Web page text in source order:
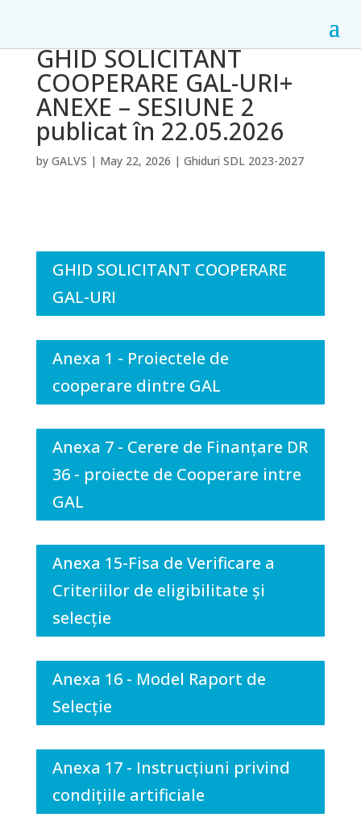
GHID SOLICITANT
COOPERARE GAL-URI+
ANEXE – SESIUNE 2
publicat în 22.05.2026
by GALVS | May 22, 2026 | Ghiduri SDL 2023-2027
GHID SOLICITANT COOPERARE
GAL-URI
Anexa 1 - Proiectele de
cooperare dintre GAL
Anexa 7 - Cerere de Finanțare DR
36 - proiecte de Cooperare intre
GAL
Anexa 15-Fisa de Verificare a
Criteriilor de eligibilitate și
selecție
Anexa 16 - Model Raport de
Selecție
Anexa 17 - Instrucțiuni privind
condițiile artificiale